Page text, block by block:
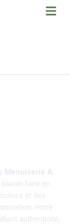
Menuiserie A.
savoir-faire en
et des
notre
authenticité,